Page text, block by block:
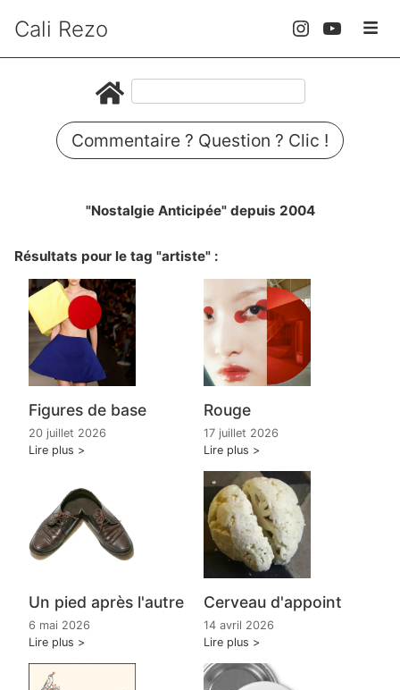
Cali Rezo
Commentaire ? Question ? Clic !
"Nostalgie Anticipée" depuis 2004
Résultats pour le tag "artiste" :
Figures de base
20 juillet 2026
Lire plus
Rouge
17 juillet 2026
Lire plus
Un pied après l'autre
6 mai 2026
Lire plus
Cerveau d'appoint
14 avril 2026
Lire plus